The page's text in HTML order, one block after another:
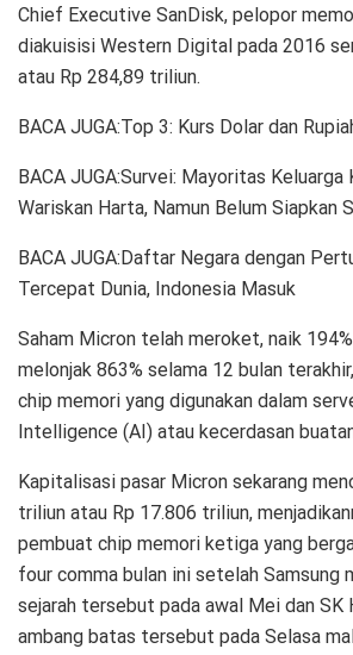
Chief Executive SanDisk, pelopor
diakuisisi Western Digital pada 2016
atau Rp 284,89 triliun.
BACA JUGA:Top 3: Kurs Dolar dan
BACA JUGA:Survei: Mayoritas Keluarga
Wariskan Harta, Namun Belum Siapkan
BACA JUGA:Daftar Negara dengan
Tercepat Dunia, Indonesia Masuk
Saham Micron telah meroket, naik
melonjak 863% selama 12 bulan
chip memori yang digunakan dalam
Intelligence (AI) atau kecerdasan
Kapitalisasi pasar Micron sekarang
triliun atau Rp 17.806 triliun,
pembuat chip memori ketiga yang
four comma bulan ini setelah Samsung
sejarah tersebut pada awal Mei dan
ambang batas tersebut pada Selasa